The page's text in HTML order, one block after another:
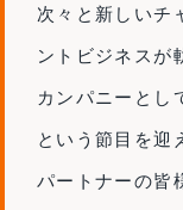
次々と新しいチ
ントビジネスが
カンパニーとし
という節目を迎
パートナーの皆